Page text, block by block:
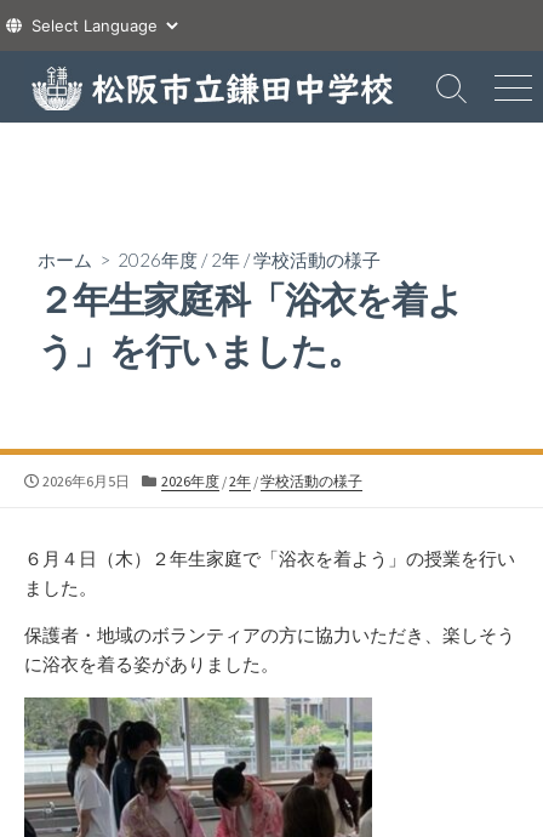
テ
検
索
メ
ニ
ホーム > 2026年度 /2年 /学校活動の様子
２年生家庭科「浴衣を着よ
う」を行いました。
公
2026年6月5日
カ
リ
2026年度/2年/学校活動の様子
６月４日（木）２年生家庭で「浴衣を着よう」の授業を行い
ました。
保護者・地域のボランティアの方に協力いただき、楽しそう
に浴衣を着る姿がありました。